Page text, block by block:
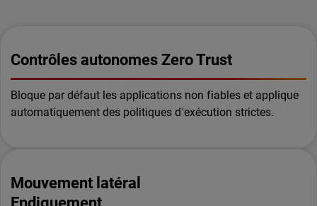
Contrôles autonomes Zero Trust
Bloque par défaut les applications non fiables et applique
automatiquement des politiques d'exécution strictes.
Mouvement latéral